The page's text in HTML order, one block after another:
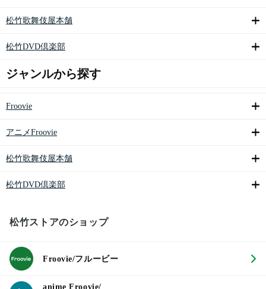
松竹歌舞伎屋本舗
松竹DVD倶楽部
ジャンルから探す
Froovie
アニメFroovie
松竹歌舞伎屋本舗
松竹DVD倶楽部
松竹ストアのショップ
Froovie/フルービー
anime Froovie/